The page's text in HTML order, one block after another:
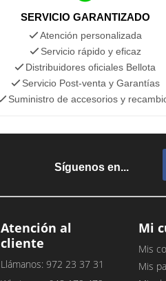
SERVICIO GARANTIZADO
Atención personalizada
Servicio rápido y eficaz
Distribuidores oficiales Bellota
Servicio Post-venta y Garantías
Suministro de accesorios y
Síguenos en...
Atención al
cliente
Llámanos: 972 23 37 31
Mi
Mis
Mis